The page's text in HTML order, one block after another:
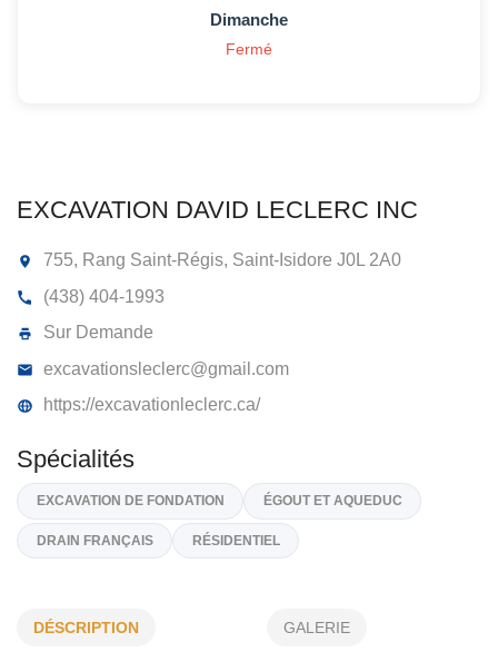
EXCAVATION DAVID LECLERC INC
(438) 404-1993
Sur Demande
excavationsleclerc@gmail.com
DÉSCRIPTION GALERIE
Dimanche
Fermé